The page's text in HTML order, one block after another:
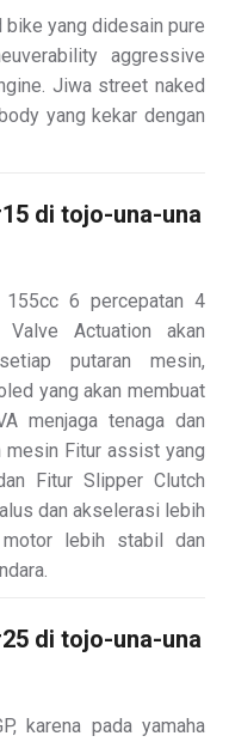
bike yang didesain pure
aggressive
Jiwa street naked
yang kekar dengan
di tojo-una-una
155cc 6 percepatan 4
Actuation akan
putaran mesin,
yang akan membuat
menjaga tenaga dan
Fitur assist yang
Fitur Slipper Clutch
dan akselerasi lebih
lebih stabil dan
di tojo-una-una
karena pada yamaha